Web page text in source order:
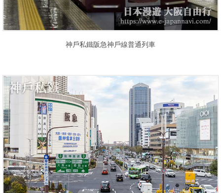
神戶私鐵阪急神戶線普通列車